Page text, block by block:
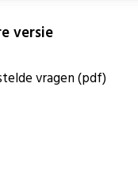
versie
vragen (pdf)